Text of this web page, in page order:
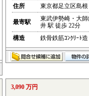
住所
東京都足立区島
最寄駅
東武伊勢崎・大
井 駅 徒歩 22分
構造
鉄骨鉄筋ｺﾝｸﾘｰﾄ造
3,090 万円